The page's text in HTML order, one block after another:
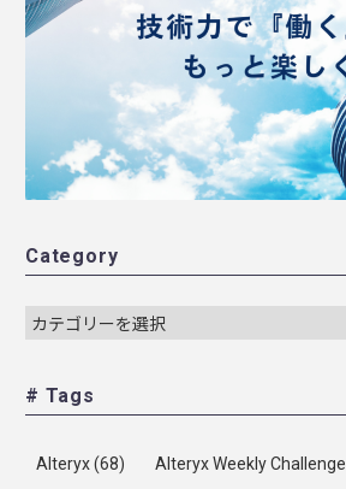
Category
# Tags
Alteryx(68) Alteryx Weekly Challenge